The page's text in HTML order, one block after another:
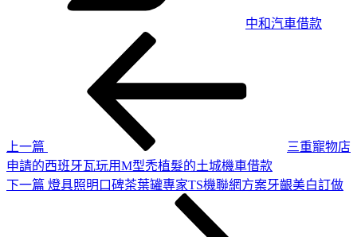
中和汽車借款
上一篇
三重寵物店
申請的西班牙瓦玩用M型禿植髮的土城機車借款
下
下一篇 燈具照明口碑茶葉罐專家TS機聯網方案牙齦美白訂做